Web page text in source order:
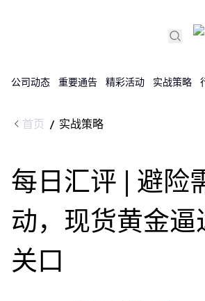
公司动态 重要通告 精彩活动 实战策略
首页 / 实战策略
每日汇评 | 避险
动，现货黄金逼
关口